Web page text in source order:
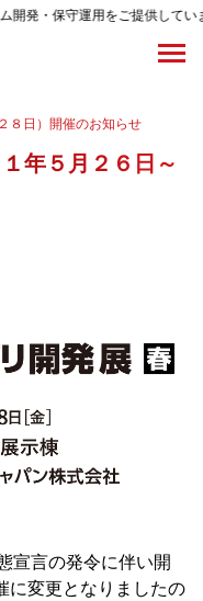
保守運用をご提供しています
８日）開催のお知らせ
年５月２６日～
宣言の発令に伴い開
に変更となりましたの